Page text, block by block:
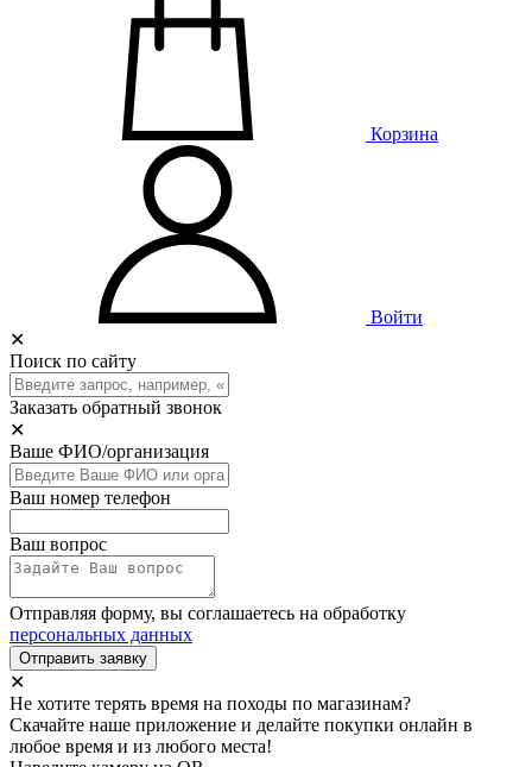
Корзина
Войти
✕
Поиск по сайту
Заказать обратный звонок
✕
Ваше ФИО/организация
Ваш номер телефон
Ваш вопрос
Отправляя форму, вы соглашаетесь на обработку
персональных данных
Отправить заявку
✕
Не хотите терять время на походы по магазинам?
Скачайте наше приложение и делайте покупки онлайн в
любое время и из любого места!